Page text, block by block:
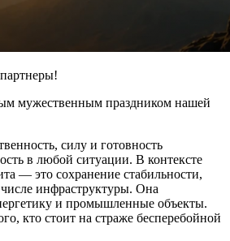
мужественным праздником нашей
силу и готовность
в любой ситуации. В контексте
— это сохранение стабильности,
числе инфраструктуры. Она
и промышленные объекты.
кто стоит на страже бесперебойной